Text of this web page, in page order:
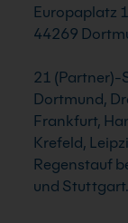
Europaplatz
44269
21 (Partner)-
Dortmund,
Frankfurt,
Krefeld,
Regenstauf
und Stuttgart.